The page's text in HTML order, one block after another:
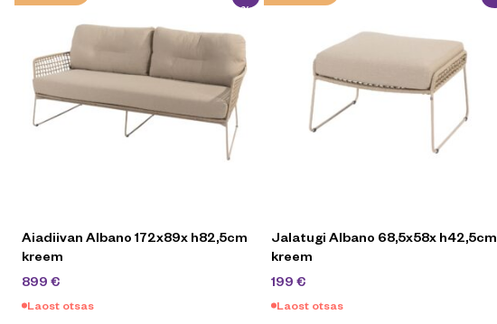
%
Aiadiivan Albano 172x89x h82,5cm
kreem
899 €
Laost otsas
Jalatugi Albano 68,5x58x h42,5cm
kreem
199 €
Laost otsas